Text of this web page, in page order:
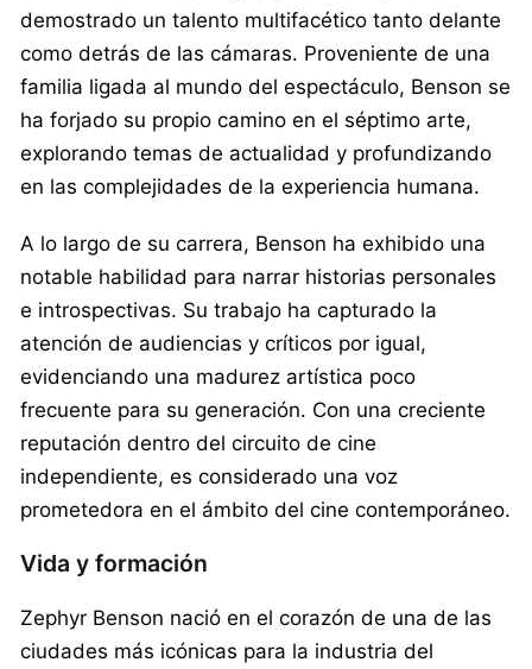
demostrado un talento multifacético tanto delante
como detrás de las cámaras. Proveniente de una
familia ligada al mundo del espectáculo, Benson se
ha forjado su propio camino en el séptimo arte,
explorando temas de actualidad y profundizando
en las complejidades de la experiencia humana.
A lo largo de su carrera, Benson ha exhibido una
notable habilidad para narrar historias personales
e introspectivas. Su trabajo ha capturado la
atención de audiencias y críticos por igual,
evidenciando una madurez artística poco
frecuente para su generación. Con una creciente
reputación dentro del circuito de cine
independiente, es considerado una voz
prometedora en el ámbito del cine contemporáneo.
Vida y formación
Zephyr Benson nació en el corazón de una de las
ciudades más icónicas para la industria del